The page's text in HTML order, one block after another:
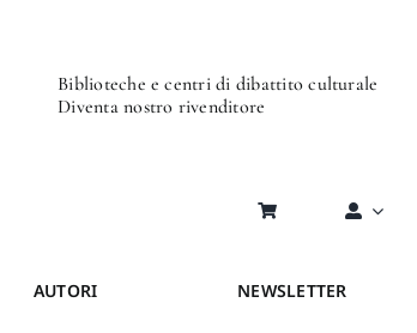
Biblioteche e centri di dibattito culturale
Diventa nostro rivenditore
AUTORI NEWSLETTER